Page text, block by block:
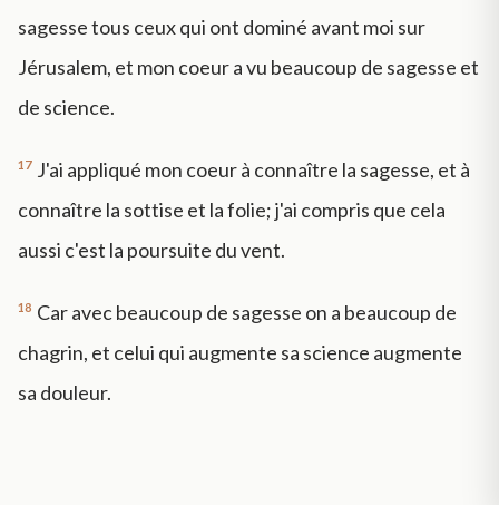
sagesse tous ceux qui ont dominé avant moi sur
Jérusalem, et mon coeur a vu beaucoup de sagesse et
de science.
17 J'ai appliqué mon coeur à connaître la sagesse, et à
connaître la sottise et la folie; j'ai compris que cela
aussi c'est la poursuite du vent.
18 Car avec beaucoup de sagesse on a beaucoup de
chagrin, et celui qui augmente sa science augmente
sa douleur.